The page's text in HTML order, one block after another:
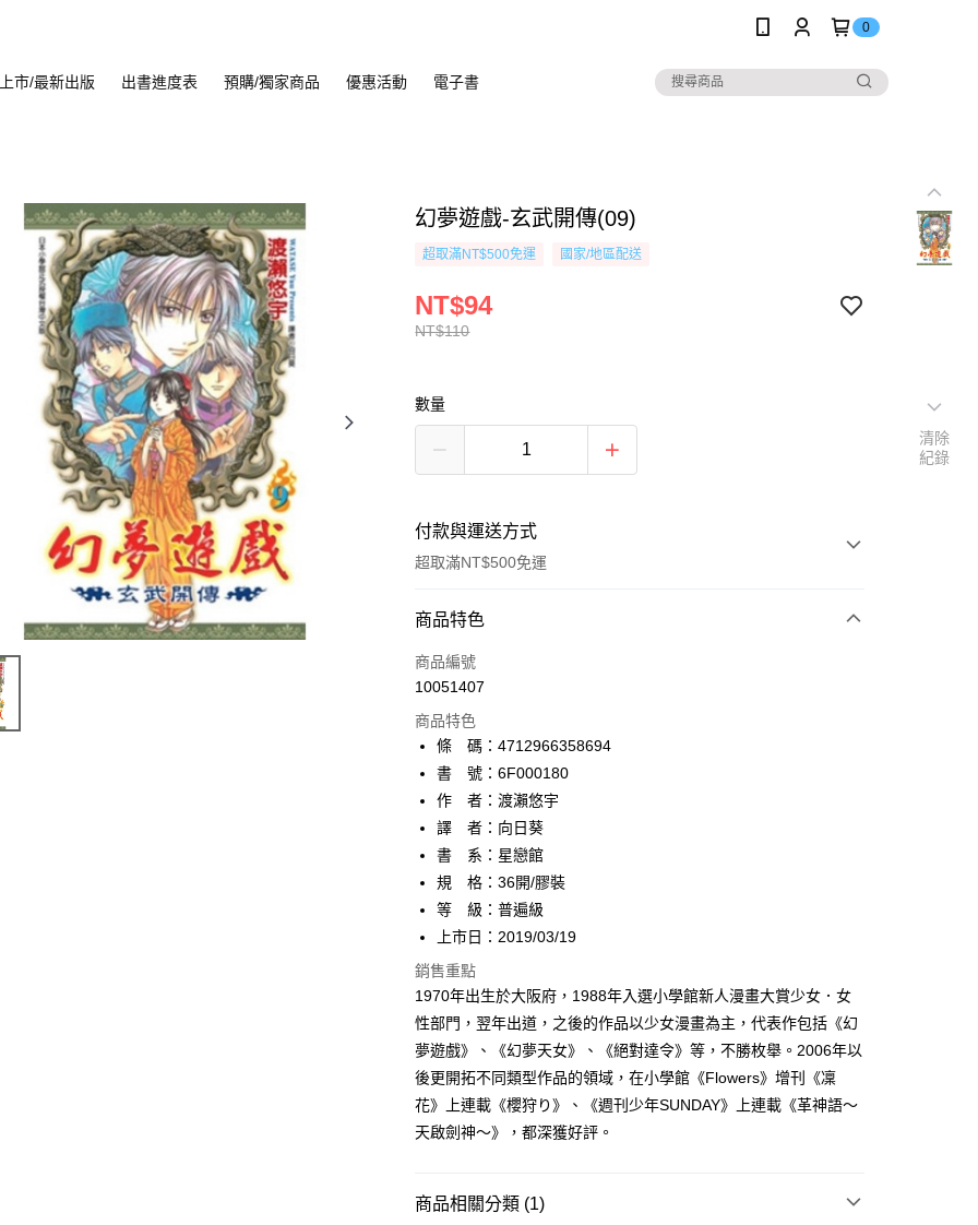
0
市/最新出版 出書進度表 預購/獨家商品 優惠活動 電子書
幻夢遊戲-玄武開傳(09)
超取滿NT$500免運 國家/地區配送
NT$110
NT$94
數量
付款與運送方式
超取滿NT$500免運
付款方式
信用卡一次付款
AFTEE先享後付
相關說明
AFTEE先享後付是「在收到商品之後才付款」的支付方式。 讓您購物簡單
便利好安心！
１．簡單：不需註冊會員、不需綁卡、不需儲值。
２．便利：只要手機號碼，簡訊認證，即可結帳。
３．安心：先確認商品／服務後，再付款。
１．於結帳方式選擇「AFTEE先享後付」後，將跳轉至「AFTEE先享後
付」結帳頁面，進行簡訊認證並確認金額後，即可完成結帳。
２．訂單成立數日內，您將收到繳費通知簡訊。
３．收到繳費通知簡訊後14天內，點擊此簡訊中的連結，可透過四大超商
／ATM／網路銀行／等多元方式進行付款，方視為交易完成。
※ 請注意：結帳手續完成當下不需立刻繳費，但若您需要取消訂單，請聯
絡購買商品的店家。未經商家同意取消之訂單仍視為有效，需透過AFTEE
先享後付繳納相關費用。
※ 交易是否成功請以「AFTEE先享後付 」之結帳頁面顯示為準，若有關於
付客戶支援中心」https://netprotections.freshdesk.com/support/home
１．透過由恩沛科技股份有限公司提供之「AFTEE先享後付」服務完成之
ATM付款
運送方式
全家取貨付款
每筆NT$80，滿NT$500(含以上)免運費
付款後全家取貨
每筆NT$80，滿NT$500(含以上)免運費
萊爾富取貨付款
每筆NT$80，滿NT$500(含以上)免運費
付款後萊爾富取貨
7-11取貨付款
商品特色
商品編號
10051407
商品特色
條 碼：4712966358694
書 號：6F000180
作 者：渡瀨悠宇
譯 者：向日葵
書 系：星戀館
規 格：36開/膠裝
等 級：普遍級
上市日：2019/03/19
銷售重點
1970年出生於大阪府，1988年入選小學館新人漫畫大賞少女．女
性部門，翌年出道，之後的作品以少女漫畫為主，代表作包括《幻
夢遊戲》、《幻夢天女》、《絕對達令》等，不勝枚舉。2006年以
後更開拓不同類型作品的領域，在小學館《Flowers》增刊《凜
花》上連載《櫻狩り》、《週刊少年SUNDAY》上連載《革神語～
天啟劍神～》，都深獲好評。
商品相關分類 (1)
清除
紀錄